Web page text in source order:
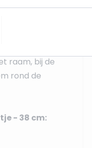
raam, bij de
rond de
- 38 cm: